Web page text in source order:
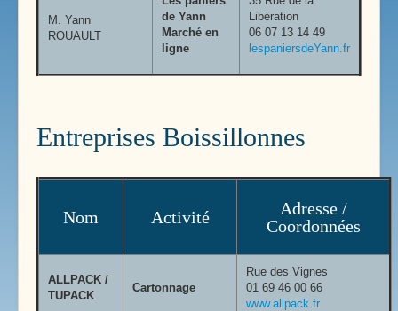
M. Yann
ROUAULT
de Yann
Marché en
ligne
Libération
06 07 13 14 49
lespaniersdeYann.fr
Entreprises Boissillonnes
Nom Activité
Adresse /
Coordonnées
ALLPACK /
TUPACK
Cartonnage
Rue des Vignes
01 69 46 00 66
www.allpack.fr